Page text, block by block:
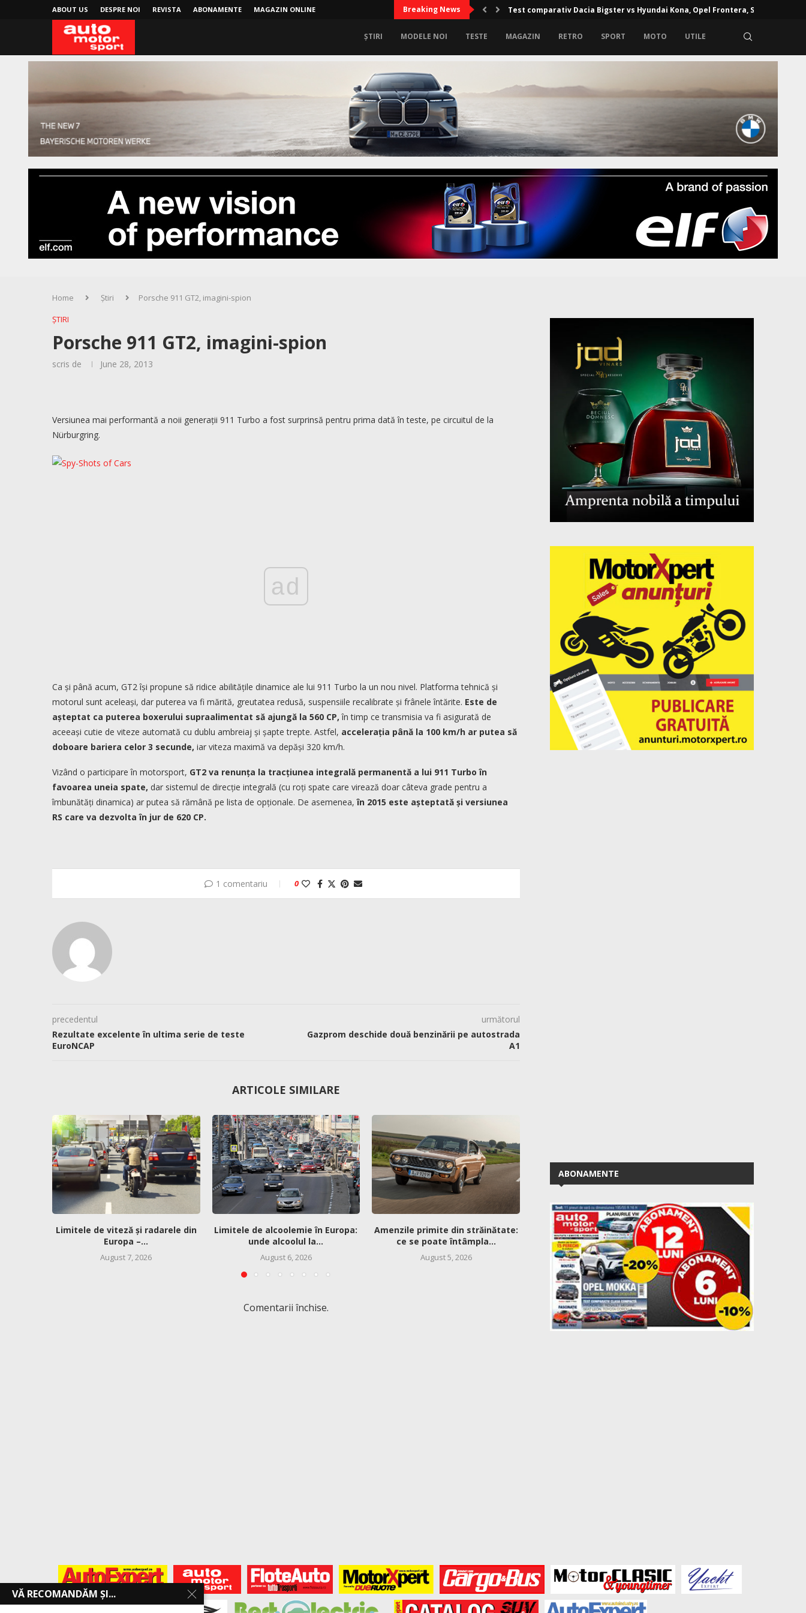
ABOUT US DESPRE NOI REVISTA ABONAMENTE MAGAZIN ONLINE Breaking News Limitele de alcoolemie în Europa: unde alcoolul la volan poate...
ȘTIRI MODELE NOI TESTE MAGAZIN RETRO SPORT MOTO UTILE
Home Știri
Porsche 911 GT2, imagini-spion
ȘTIRI
Porsche 911 GT2, imagini-spion
scris de June 28, 2013
Versiunea mai performantă a noii generații 911 Turbo a fost surprinsă pentru prima dată în teste, pe circuitul de la
Nürburgring.
ad
Ca și până acum, GT2 își propune să ridice abilitățile dinamice ale lui 911 Turbo la un nou nivel. Platforma tehnică și
motorul sunt aceleași, dar puterea va fi mărită, greutatea redusă, suspensiile recalibrate și frânele întărite. Este de
așteptat ca puterea boxerului supraalimentat să ajungă la 560 CP, în timp ce transmisia va fi asigurată de
aceeași cutie de viteze automată cu dublu ambreiaj și șapte trepte. Astfel, accelerația până la 100 km/h ar putea să
doboare bariera celor 3 secunde, iar viteza maximă va depăși 320 km/h.
Vizând o participare în motorsport, GT2 va renunța la tracțiunea integrală permanentă a lui 911 Turbo în
favoarea uneia spate, dar sistemul de direcție integrală (cu roți spate care virează doar câteva grade pentru a
îmbunătăți dinamica) ar putea să rămână pe lista de opționale. De asemenea,în 2015 este așteptată și versiunea
RS care va dezvolta în jur de 620 CP.
1 comentariu 0
precedentul
Rezultate excelente în ultima serie de teste
EuroNCAP
următorul
Gazprom deschide două benzinării pe autostrada
A1
ARTICOLE SIMILARE
Limitele de viteză și radarele din
Europa –...
August 7, 2026
Limitele de alcoolemie în Europa:
unde alcoolul la...
August 6, 2026
Amenzile primite din străinătate:
ce se poate întâmpla...
August 5, 2026
Cum îți pregătești mașina pentru
un drum lung:...
August 3, 2026
50 de ani de VW Golf
Comentarii închise.
ABONAMENTE
VĂ RECOMANDĂM ȘI...